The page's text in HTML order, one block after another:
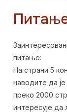
питање:
На страни 5
наводите да
преко 2000
интересује да